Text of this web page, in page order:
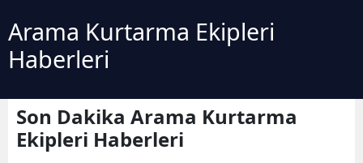
Arama Kurtarma Ekipleri
Haberleri
Son Dakika Arama Kurtarma
Ekipleri Haberleri